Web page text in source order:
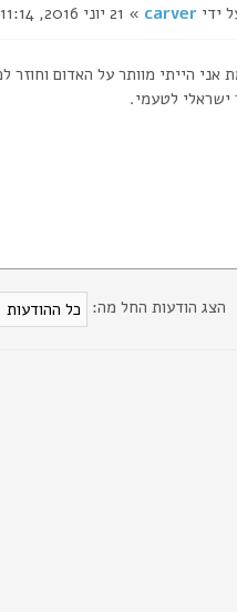
ידיcarver » 21 יוני 2016, 11:14
אני הייתי מוותר על האדום וחוזר
ישראלי לטעמי.
הצג הודעות החל מה: